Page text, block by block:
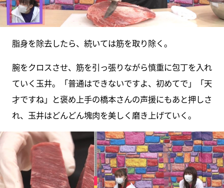
脂身を除去したら、続いては筋を取り除く。
腕をクロスさせ、筋を引っ張りながら慎重に包丁を入れ
ていく玉井。「普通はできないですよ、初めてで」「天
才ですね」と褒め上手の橋本さんの声援にもあと押しさ
れ、玉井はどんどん塊肉を美しく磨き上げていく。